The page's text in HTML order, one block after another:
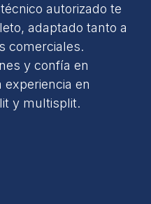
autorizado te
adaptado tanto a
comerciales.
y confía en
en
y multisplit.